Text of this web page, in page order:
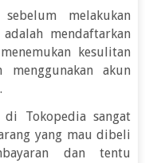
melakukan
mendaftarkan
kesulitan
akun
Tokopedia sangat
yang mau dibeli
dan tentu